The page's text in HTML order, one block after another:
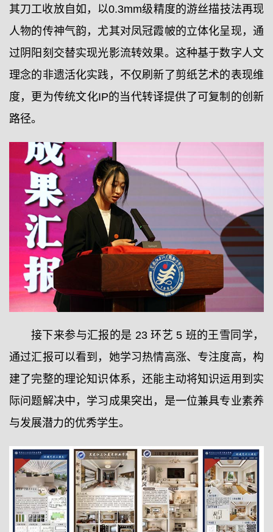
其刀工收放自如，以0.3mm级精度的游丝描技法再现
人物的传神气韵，尤其对凤冠霞帔的立体化呈现，通
过阴阳刻交替实现光影流转效果。这种基于数字人文
理念的非遗活化实践，不仅刷新了剪纸艺术的表现维
度，更为传统文化IP的当代转译提供了可复制的创新
路径。
接下来参与汇报的是 23 环艺 5 班的王雪同学，
通过汇报可以看到，她学习热情高涨、专注度高，构
建了完整的理论知识体系，还能主动将知识运用到实
际问题解决中，学习成果突出，是一位兼具专业素养
与发展潜力的优秀学生。